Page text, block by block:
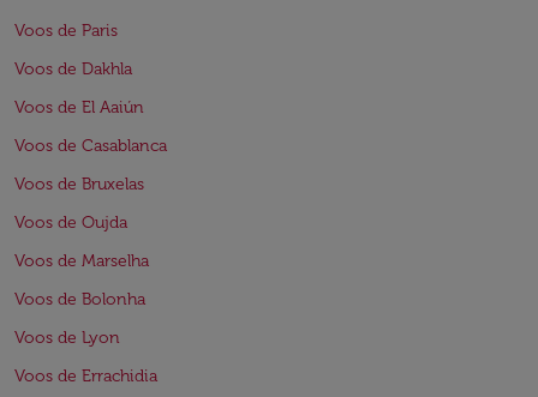
Voos de Paris
Voos de Dakhla
Voos de El Aaiún
Voos de Casablanca
Voos de Bruxelas
Voos de Oujda
Voos de Marselha
Voos de Bolonha
Voos de Lyon
Voos de Errachidia